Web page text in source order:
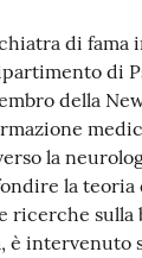
di fama
di
della
la
la teoria
ricerche sulla
è intervenuto